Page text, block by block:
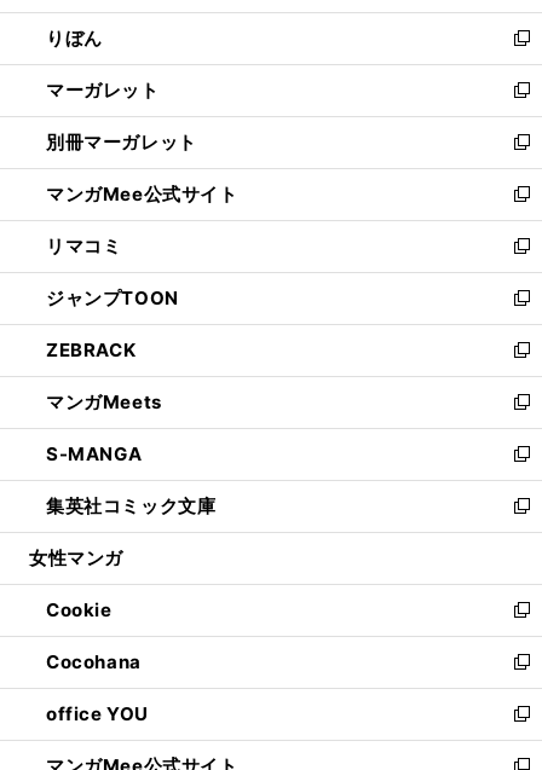
開
く
ウ
で
開
く
ン
ド
ウ
で
開
く
ウ
ィ
ン
ド
ウ
で
開
く
りぼん
新
し
い
ウ
ィ
ン
ド
ウ
で
開
く
マーガレット
新
し
い
ウ
ィ
ン
ド
ウ
で
開
く
別冊マーガレット
新
し
い
ウ
ィ
ン
ド
ウ
で
開
く
マンガMee公式サイト
新
し
い
ウ
ィ
ン
ド
ウ
で
開
く
リマコミ
新
し
い
ウ
ィ
ン
ド
ウ
で
開
く
ジャンプTOON
新
し
い
ウ
ィ
ン
ド
ウ
で
開
ZEBRACK
新
し
い
ウ
ィ
ン
ド
ウ
開
く
マンガMeets
新
し
い
ウ
ィ
ン
ウ
で
開
く
S-MANGA
新
し
い
ウ
ン
ド
ウ
で
開
く
集英社コミック文庫
新
し
ウ
ィ
ン
ド
ウ
で
開
く
女性マンガ
Cookie
新
し
い
ウ
ィ
ン
Cocohana
新
し
い
ウ
office YOU
新
し